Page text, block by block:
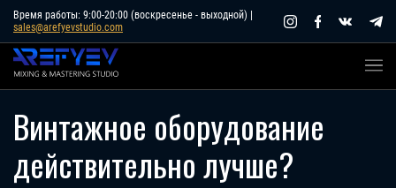
Skip
content
Время работы: 9:00-20:00 (воскресенье - выходной) |
sales@arefyevstudio.com
Винтажное оборудование
действительно лучше?